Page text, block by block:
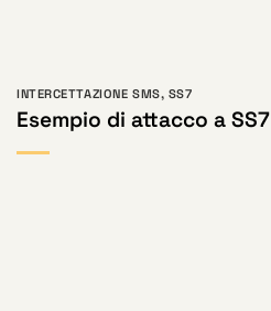
INTERCETTAZIONE SMS, SS7
Esempio di attacco a SS7